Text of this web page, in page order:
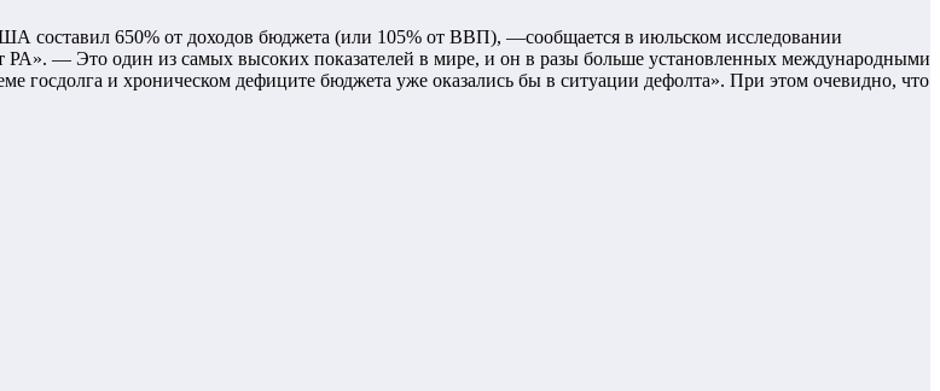
составил 650% от доходов бюджета (или 105% от ВВП), —сообщается в июльском исследовании
РА». — Это один из самых высоких показателей в мире, и он в разы больше установленных международными
госдолга и хроническом дефиците бюджета уже оказались бы в ситуации дефолта». При этом очевидно, что